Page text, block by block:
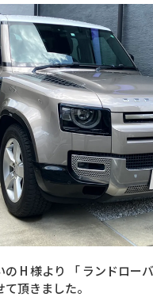
閉じる
の H様より 「 ランドロー
頂きました。